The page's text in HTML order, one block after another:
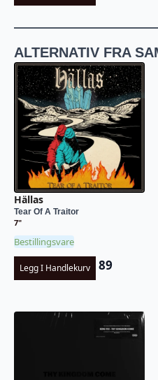
ALTERNATIV FRA
Hällas
Tear Of A Traitor
7"
Bestillingsvare
Legg I Handlekurv 89